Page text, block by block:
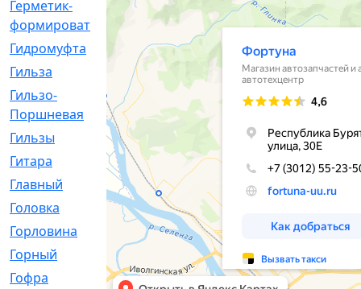
Герметик-
формирователь
[3]
Гидромуфта
[47]
Гильза
[56]
Гильзо-
Поршневая
[13]
Гильзы
[259]
Гитара
[7]
Главный
[29]
Головка
[28]
Горловина
[14]
Горный
Гофра
[86]